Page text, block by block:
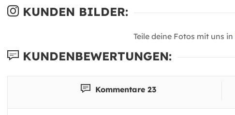
KUNDEN BILDER:
Teile deine Fotos mit uns in
KUNDENBEWERTUNGEN:
Kommentare 23